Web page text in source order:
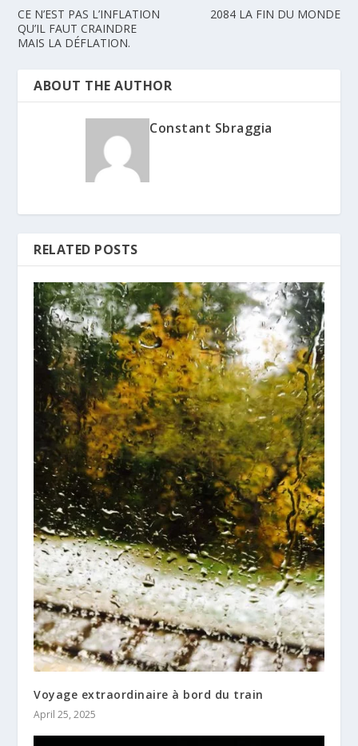
CE N’EST PAS L’INFLATION
QU’IL FAUT CRAINDRE
MAIS LA DÉFLATION.
2084 LA FIN DU MONDE
ABOUT THE AUTHOR
Constant Sbraggia
RELATED POSTS
Voyage extraordinaire à bord du train
April 25, 2025